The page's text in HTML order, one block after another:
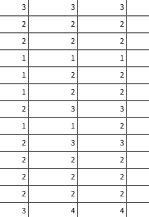
3 3 3
2 2 2
2 2 2
1 1 1
1 2 2
1 2 2
2 3 3
1 1 2
2 3 3
2 2 2
2 2 2
2 2 2
3 4 4